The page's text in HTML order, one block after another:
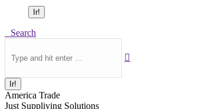
Buscar:
Buscar:
Search
America Trade
Just Suppliying Solutions